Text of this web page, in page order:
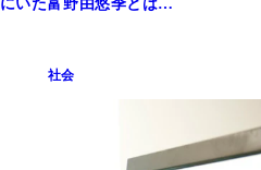
いた富野由悠季とは…
社会